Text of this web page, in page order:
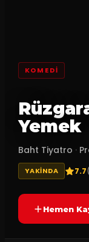
KOMEDI
Yemek
Baht Tiyatro ·
YAKINDA 7.7
Hemen